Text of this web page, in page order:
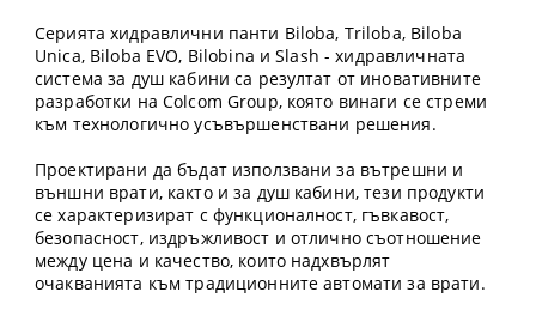
Серията хидравлични панти Biloba, Triloba, Biloba
Unica, Biloba EVO, Bilobina и Slash - хидравличната
система за душ кабини са резултат от иновативните
разработки на Colcom Group, която винаги се стреми
към технологично усъвършенствани решения.
Проектирани да бъдат използвани за вътрешни и
външни врати, както и за душ кабини, тези продукти
се характеризират с функционалност, гъвкавост,
безопасност, издръжливост и отлично съотношение
между цена и качество, които надхвърлят
очакванията към традиционните автомати за врати.